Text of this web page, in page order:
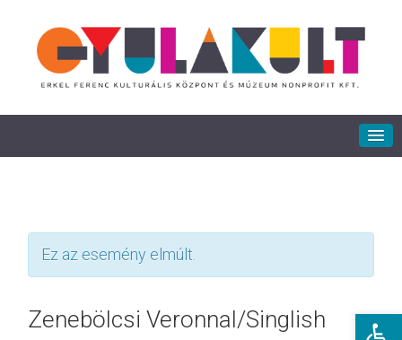
Ez az esemény elmúlt.
Zenebölcsi Veronnal/Singlish